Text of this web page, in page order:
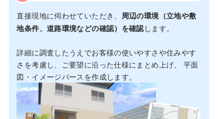
直接現地に伺わせていただき、 周辺の環境（立地や敷
地条件、道路環境などの確認）を確認します。
詳細に調査したうえでお客様の使いやすさや住みやす
さを考慮し、ご要望に沿った仕様にまとめ上げ、 平面
図・イメージパースを作成します。